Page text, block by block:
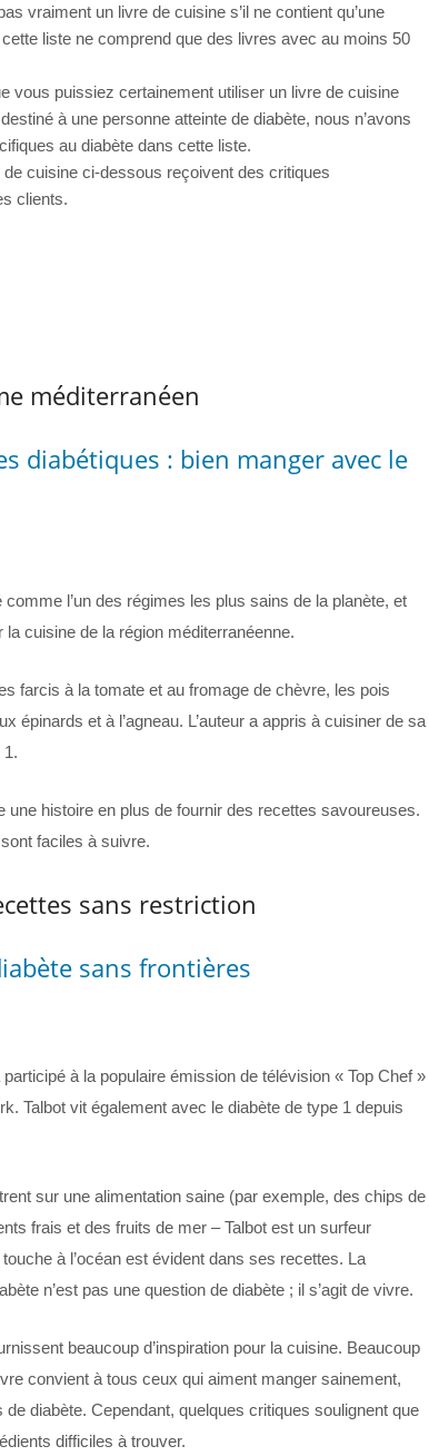
vraiment un livre de cuisine s’il ne contient qu’une
liste ne comprend que des livres avec au moins 50
vous puissiez certainement utiliser un livre de cuisine
à une personne atteinte de diabète, nous n’avons
au diabète dans cette liste.
de cuisine ci-dessous reçoivent des critiques
clients.
méditerranéen
diabétiques : bien manger avec le
l’un des régimes les plus sains de la planète, et
cuisine de la région méditerranéenne.
farcis à la tomate et au fromage de chèvre, les pois
épinards et à l’agneau. L’auteur a appris à cuisiner de sa
1.
une histoire en plus de fournir des recettes savoureuses.
faciles à suivre.
sans restriction
sans frontières
à la populaire émission de télévision « Top Chef »
Talbot vit également avec le diabète de type 1 depuis
sur une alimentation saine (par exemple, des chips de
frais et des fruits de mer – Talbot est un surfeur
à l’océan est évident dans ses recettes. La
n’est pas une question de diabète ; il s’agit de vivre.
beaucoup d’inspiration pour la cuisine. Beaucoup
convient à tous ceux qui aiment manger sainement,
diabète. Cependant, quelques critiques soulignent que
difficiles à trouver.